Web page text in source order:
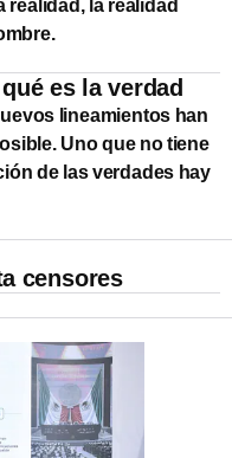
realidad, la realidad
es la verdad
lineamientos han
Uno que no tiene
de las verdades hay
censores